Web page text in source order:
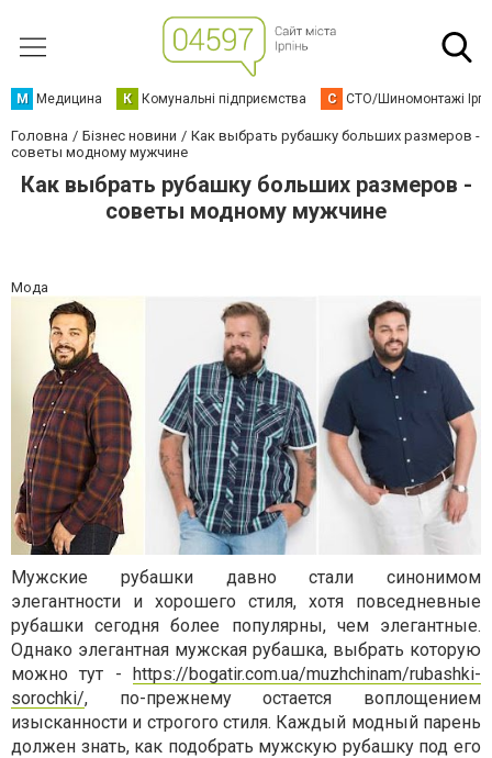
М Медицина К Комунальні підприємства С СТО/Шиномонтажі
Головна Бізнес новини
Как выбрать рубашку больших размеров -
советы модному мужчине
Как выбрать рубашку больших размеров -
советы модному мужчине
Мода
Мужские рубашки давно стали синонимом
элегантности и хорошего стиля, хотя повседневные
рубашки сегодня более популярны, чем элегантные.
Однако элегантная мужская рубашка, выбрать которую
можно тут - https://bogatir.com.ua/muzhchinam/rubashki-
sorochki/, по-прежнему остается воплощением
изысканности и строгого стиля. Каждый модный парень
должен знать, как подобрать мужскую рубашку под его